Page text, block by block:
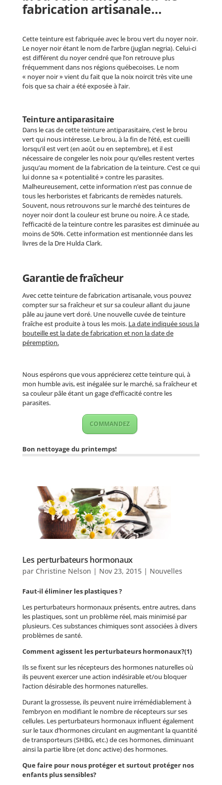
fabrication artisanale…
Cette teinture est fabriquée avec le brou vert du noyer noir.
Le noyer noir étant le nom de l’arbre (juglan negria). Celui-ci
est différent du noyer cendré que l’on retrouve plus
fréquemment dans nos régions québecoises. Le nom
« noyer noir » vient du fait que la noix noircit très vite une
fois que sa chair a été exposée à l’air.
Teinture antiparasitaire
Dans le cas de cette teinture antiparasitaire, c’est le brou
vert qui nous intéresse. Le brou, à la fin de l’été, est cueilli
lorsqu’il est vert (en août ou en septembre), et il est
nécessaire de congeler les noix pour qu’elles restent vertes
jusqu’au moment de la fabrication de la teinture. C’est ce qui
lui donne sa « potentialité » contre les parasites.
Malheureusement, cette information n’est pas connue de
tous les herboristes et fabricants de remèdes naturels.
Souvent, nous retrouvons sur le marché des teintures de
noyer noir dont la couleur est brune ou noire. À ce stade,
l’efficacité de la teinture contre les parasites est diminuée au
moins de 50%. Cette information est mentionnée dans les
livres de la Dre Hulda Clark.
Garantie de fraîcheur
Avec cette teinture de fabrication artisanale, vous pouvez
compter sur sa fraîcheur et sur sa couleur allant du jaune
pâle au jaune vert doré. Une nouvelle cuvée de teinture
fraîche est produite à tous les mois. La date indiquée sous la
bouteille est la date de fabrication et non la date de
péremption.
Nous espérons que vous apprécierez cette teinture qui, à
mon humble avis, est inégalée sur le marché, sa fraîcheur et
sa couleur pâle étant un gage d’efficacité contre les
parasites.
COMMANDEZ
Bon nettoyage du printemps!
Les perturbateurs hormonaux
par Christine Nelson | Nov 23, 2015| Nouvelles
Faut-il éliminer les plastiques ?
Les perturbateurs hormonaux présents, entre autres, dans
les plastiques, sont un problème réel, mais minimisé par
plusieurs. Ces substances chimiques sont associées à divers
problèmes de santé.
Comment agissent les perturbateurs hormonaux?(1)
Ils se fixent sur les récepteurs des hormones naturelles où
ils peuvent exercer une action indésirable et/ou bloquer
l’action désirable des hormones naturelles.
Durant la grossesse, ils peuvent nuire irrémédiablement à
l’embryon en modifiant le nombre de récepteurs sur ses
cellules. Les perturbateurs hormonaux influent également
sur le taux d’hormones circulant en augmentant la quantité
de transporteurs (SHBG, etc.) de ces hormones, diminuant
ainsi la partie libre (et donc active) des hormones.
Que faire pour nous protéger et surtout protéger nos
enfants plus sensibles?